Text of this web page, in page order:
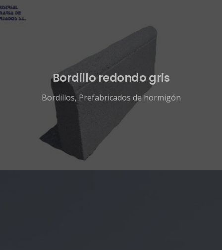
Bordillo redondo gris
Bordillos, Prefabricados de hormigón